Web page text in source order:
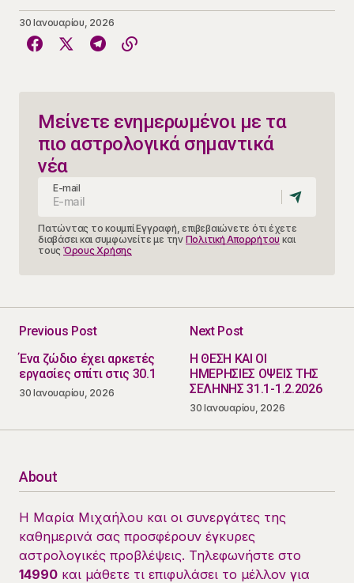
30 Ιανουαρίου, 2026
Μείνετε ενημερωμένοι με τα
πιο αστρολογικά σημαντικά
νέα
E-mail
Πατώντας το κουμπί Εγγραφή, επιβεβαιώνετε ότι έχετε
διαβάσει και συμφωνείτε με την Πολιτική Απορρήτου και
τους Όρους Χρήσης
Previous Post
Ένα ζώδιο έχει αρκετές
εργασίες σπίτι στις 30.1
30 Ιανουαρίου, 2026
Next Post
Η ΘΕΣΗ ΚΑΙ ΟΙ
ΗΜΕΡΗΣΙΕΣ ΟΨΕΙΣ ΤΗΣ
ΣΕΛΗΝΗΣ 31.1-1.2.2026
30 Ιανουαρίου, 2026
About
Η Μαρία Μιχαήλου και οι συνεργάτες της
καθημερινά σας προσφέρουν έγκυρες
αστρολογικές προβλέψεις. Τηλεφωνήστε στο
14990 και μάθετε τι επιφυλάσει το μέλλον για